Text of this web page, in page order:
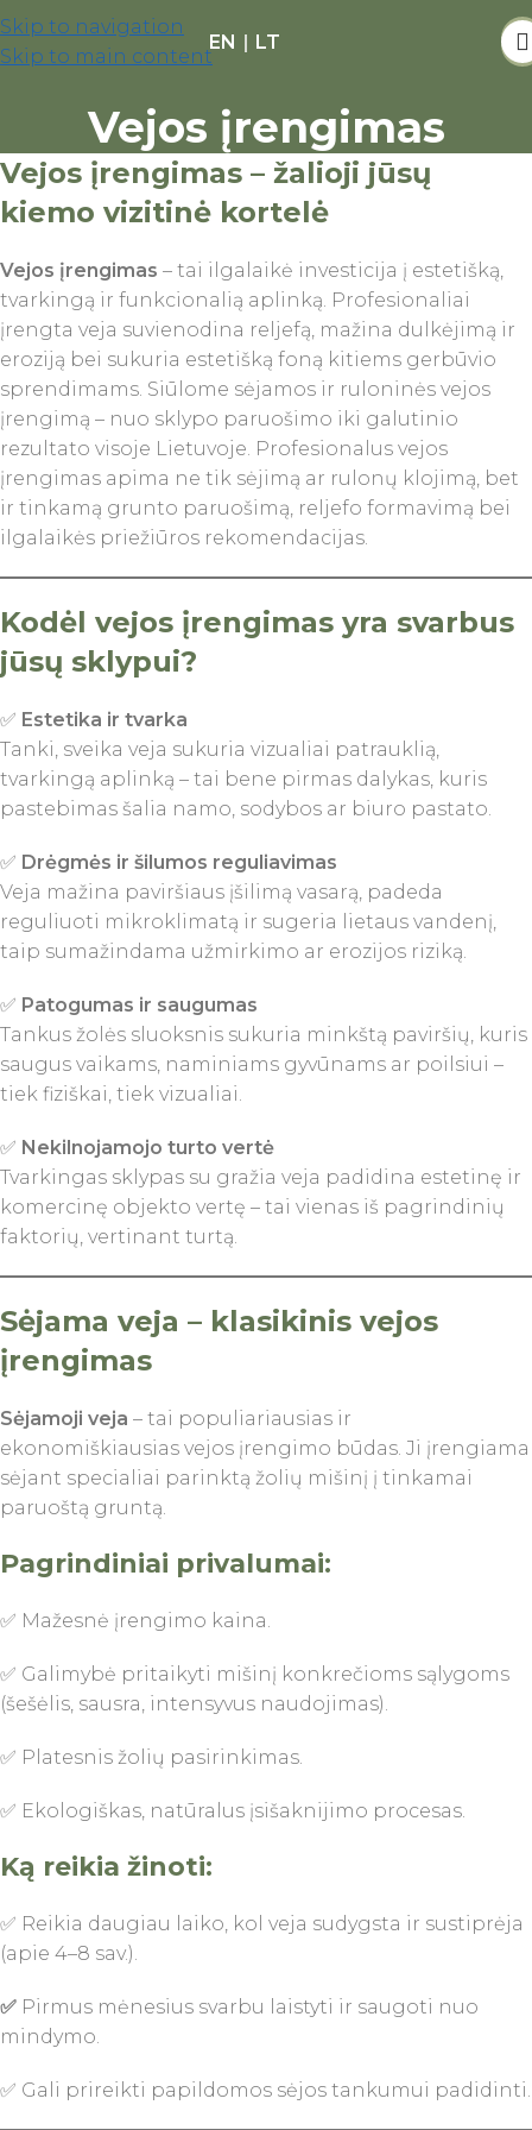
Skip to navigation
Skip to main content
EN | LT
Vejos įrengimas
Vejos įrengimas – žalioji jūsų
kiemo vizitinė kortelė
Vejos įrengimas – tai ilgalaikė investicija į estetišką,
tvarkingą ir funkcionalią aplinką. Profesionaliai
įrengta veja suvienodina reljefą, mažina dulkėjimą ir
eroziją bei sukuria estetišką foną kitiems gerbūvio
sprendimams. Siūlome sėjamos ir ruloninės vejos
įrengimą – nuo sklypo paruošimo iki galutinio
rezultato visoje Lietuvoje. Profesionalus vejos
įrengimas apima ne tik sėjimą ar rulonų klojimą, bet
ir tinkamą grunto paruošimą, reljefo formavimą bei
ilgalaikės priežiūros rekomendacijas.
Kodėl vejos įrengimas yra svarbus
jūsų sklypui?
✅ Estetika ir tvarka
Tanki, sveika veja sukuria vizualiai patrauklią,
tvarkingą aplinką – tai bene pirmas dalykas, kuris
pastebimas šalia namo, sodybos ar biuro pastato.
✅ Drėgmės ir šilumos reguliavimas
Veja mažina paviršiaus įšilimą vasarą, padeda
reguliuoti mikroklimatą ir sugeria lietaus vandenį,
taip sumažindama užmirkimo ar erozijos riziką.
✅ Patogumas ir saugumas
Tankus žolės sluoksnis sukuria minkštą paviršių, kuris
saugus vaikams, naminiams gyvūnams ar poilsiui –
tiek fiziškai, tiek vizualiai.
✅ Nekilnojamojo turto vertė
Tvarkingas sklypas su gražia veja padidina estetinę ir
komercinę objekto vertę – tai vienas iš pagrindinių
faktorių, vertinant turtą.
Sėjama veja – klasikinis vejos
įrengimas
Sėjamoji veja – tai populiariausias ir
ekonomiškiausias vejos įrengimo būdas. Ji įrengiama
sėjant specialiai parinktą žolių mišinį į tinkamai
paruoštą gruntą.
Pagrindiniai privalumai:
✅ Mažesnė įrengimo kaina.
✅ Galimybė pritaikyti mišinį konkrečioms sąlygoms
(šešėlis, sausra, intensyvus naudojimas).
✅ Platesnis žolių pasirinkimas.
✅ Ekologiškas, natūralus įsišaknijimo procesas.
Ką reikia žinoti:
✅ Reikia daugiau laiko, kol veja sudygsta ir sustiprėja
(apie 4–8 sav.).
✅ Pirmus mėnesius svarbu laistyti ir saugoti nuo
mindymo.
✅ Gali prireikti papildomos sėjos tankumui padidinti.